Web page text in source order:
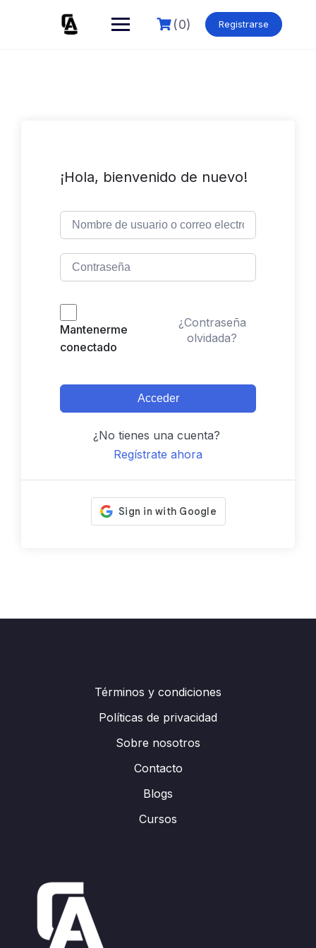
(0) Registrarse
¡Hola, bienvenido de nuevo!
Mantenerme
conectado
¿Contraseña
olvidada?
Acceder
¿No tienes una cuenta?
Regístrate ahora
Términos y condiciones
Políticas de privacidad
Sobre nosotros
Contacto
Blogs
Cursos